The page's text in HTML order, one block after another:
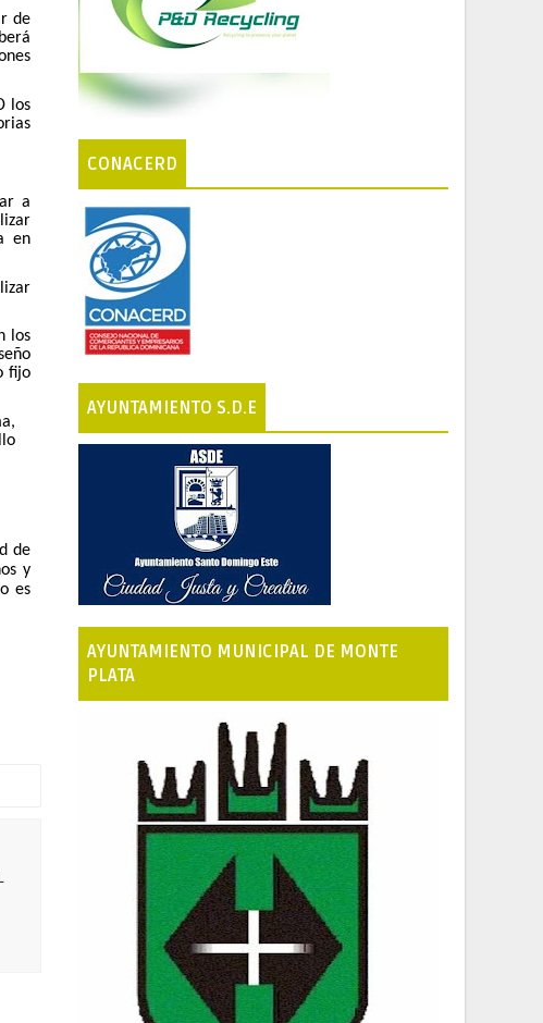
de
los
a
en
los
fijo
de
y
es
CONACERD
AYUNTAMIENTO S.D.E
AYUNTAMIENTO MUNICIPAL DE MONTE
PLATA